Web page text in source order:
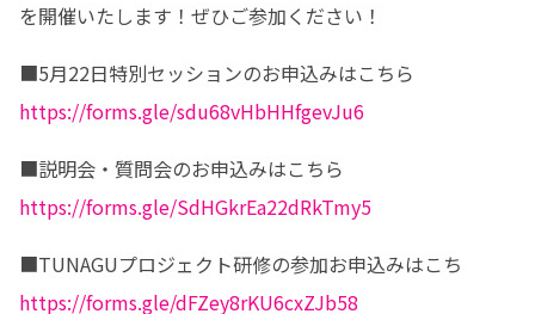
を開催いたします！ぜひご参加ください！
https://forms.gle/sdu68vHbHHfgevJu6
https://forms.gle/SdHGkrEa22dRkTmy5
https://forms.gle/dFZey8rKU6cxZJb58